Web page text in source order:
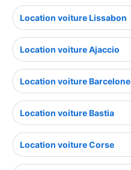
Location voiture Lissabon
Location voiture Ajaccio
Location voiture Barcelone
Location voiture Bastia
Location voiture Corse